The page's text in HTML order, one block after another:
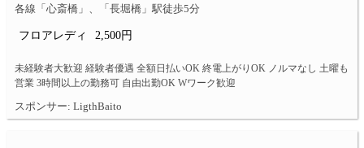
各線「心斎橋」、「長堀橋」駅徒歩5分
フロアレディ 2,500円
未経験者大歓迎 経験者優遇 全額日払いOK 終電上がりOK ノルマなし 土曜も
営業 3時間以上の勤務可 自由出勤OK Wワーク歓迎
スポンサー: LigthBaito